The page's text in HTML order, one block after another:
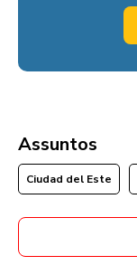
Assuntos
Ciudad del Este